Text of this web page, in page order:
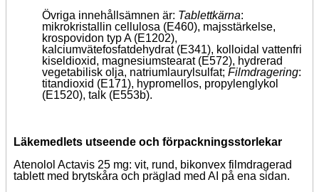
Övriga innehållsämnen är: Tablettkärna:
mikrokristallin cellulosa (E460), majsstärkelse,
krospovidon typ A (E1202),
kalciumvätefosfatdehydrat (E341), kolloidal vattenfri
kiseldioxid, magnesiumstearat (E572), hydrerad
vegetabilisk olja, natriumlaurylsulfat; Filmdragering:
titandioxid (E171), hypromellos, propylenglykol
(E1520), talk (E553b).
Läkemedlets utseende och förpackningsstorlekar
Atenolol Actavis 25 mg: vit, rund, bikonvex filmdragerad
tablett med brytskåra och präglad med AI på ena sidan.